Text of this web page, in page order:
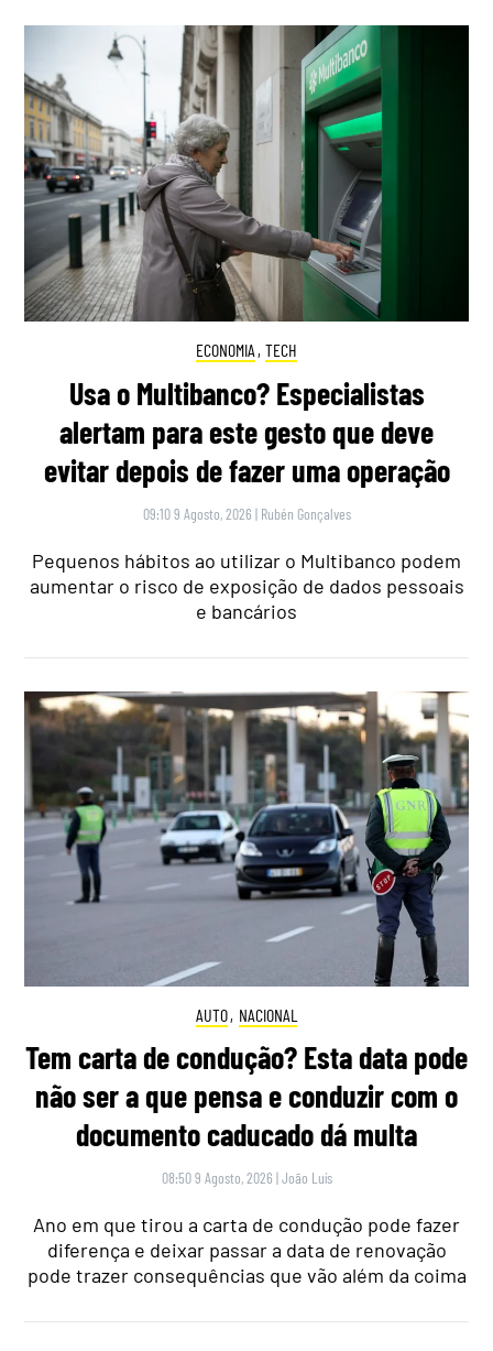
ECONOMIA , TECH
Usa o Multibanco? Especialistas
alertam para este gesto que deve
evitar depois de fazer uma operação
09:10 9 Agosto, 2026 | Rubén Gonçalves
Pequenos hábitos ao utilizar o Multibanco podem
aumentar o risco de exposição de dados pessoais
e bancários
AUTO, NACIONAL
Tem carta de condução? Esta data pode
não ser a que pensa e conduzir com o
documento caducado dá multa
08:50 9 Agosto, 2026 |João Luís
Ano em que tirou a carta de condução pode fazer
diferença e deixar passar a data de renovação
pode trazer consequências que vão além da coima